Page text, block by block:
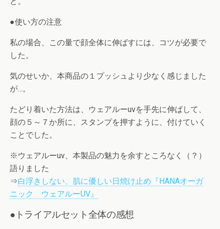
●使い方の注意
私の場合、この量で顔全体に伸ばすには、コツが必要で
した。
気のせいか、本商品の１プッシュより少なく感じました
が…。
たどり着いた方法は、ウェアルーuvを手先に伸ばして、
顔の５～７か所に、スタンプを押すように、付けていく
ことでした。
※ウェアルーuv、本製品の魅力を余すところなく（？）
語りました
⇒白浮きしない、肌に優しい日焼け止め『HANAオーガ
ニック ウェアルーUV』
●トライアルセット全体の感想